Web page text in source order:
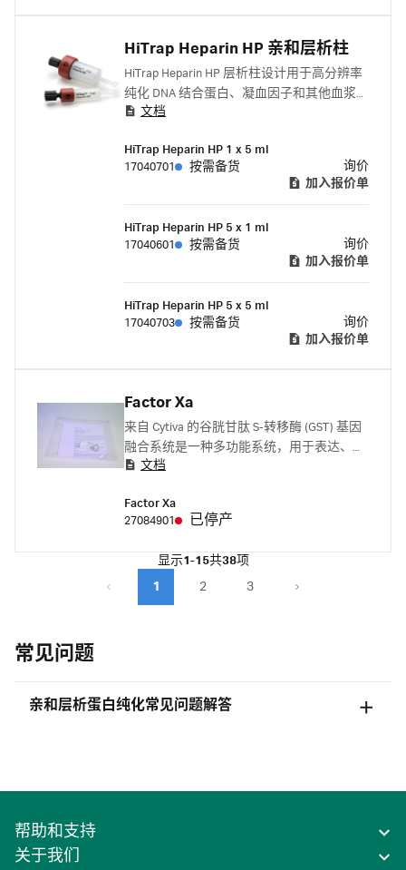
HiTrap Heparin HP 亲和层析柱
HiTrap Heparin HP 层析柱设计用于高分辨率
纯化 DNA 结合蛋白、凝血因子和其他血浆蛋
白。文档
HiTrap Heparin HP 1 x 5 ml
17040701
按需备货
询价
加入报价单
HiTrap Heparin HP 5 x 1 ml
17040601
按需备货
询价
加入报价单
HiTrap Heparin HP 5 x 5 ml
17040703
按需备货
询价
加入报价单
Factor Xa
来自 Cytiva 的谷胱甘肽 S-转移酶 (GST) 基因
融合系统是一种多功能系统，用于表达、纯
化和检测大肠杆菌中产生的带 GST 标签的蛋
文档
Factor Xa
27084901
已停产
显示1-15共38项
1 2 3
常见问题
亲和层析蛋白纯化常见问题解答
帮助和支持
关于我们